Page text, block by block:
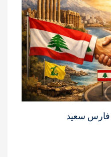
- فارس سعيد